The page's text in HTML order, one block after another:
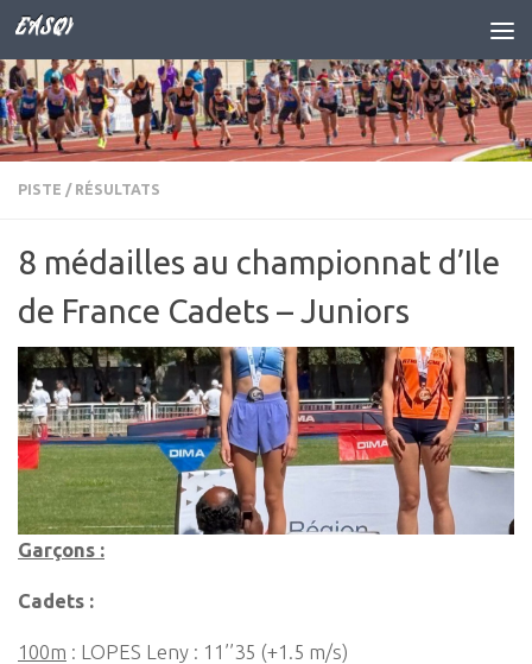
Skip to content
EASQY
PISTE / RÉSULTATS
8 médailles au championnat d’Ile
de France Cadets – Juniors
Garçons :
Cadets :
100m : LOPES Leny : 11’’35 (+1.5 m/s)